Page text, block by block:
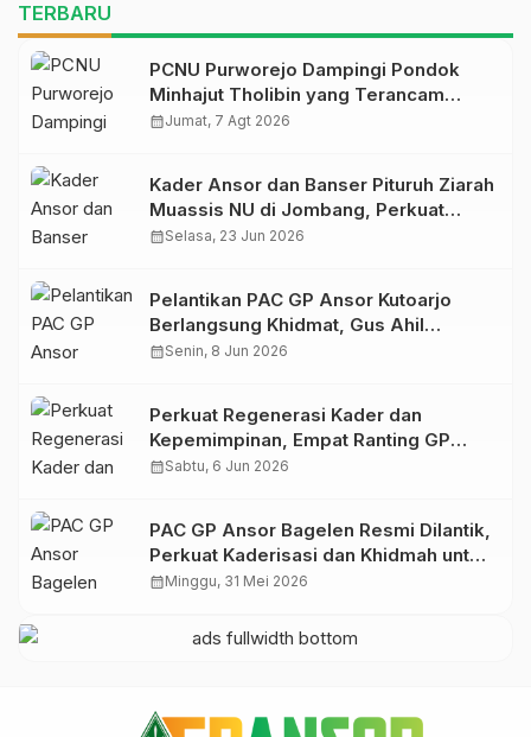
TERBARU
PCNU Purworejo Dampingi Pondok
Minhajut Tholibin yang Terancam
Dieksekusi Pengadilan
calendar_monthJumat, 7 Agt 2026
Kader Ansor dan Banser Pituruh Ziarah
Muassis NU di Jombang, Perkuat
Spirit Khidmah dan Ke-NU-an
calendar_monthSelasa, 23 Jun 2026
Pelantikan PAC GP Ansor Kutoarjo
Berlangsung Khidmat, Gus Ahil
Ingatkan Ansor Harus Bermanfaat bagi
calendar_monthSenin, 8 Jun 2026
Perkuat Regenerasi Kader dan
Kepemimpinan, Empat Ranting GP
Ansor di Bagelen Gelar Reorganisasi
calendar_monthSabtu, 6 Jun 2026
PAC GP Ansor Bagelen Resmi Dilantik,
Perkuat Kaderisasi dan Khidmah untuk
Masyarakat
calendar_monthMinggu, 31 Mei 2026